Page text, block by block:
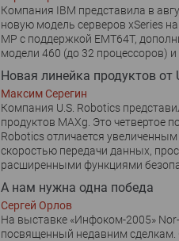
Компания IBM представила в
новую модель серверов xSeries
MP с поддержкой EMT64T,
модели 460 (до 32 процессоров)
Новая линейка продуктов от
Максим Серегин
Компания U.S. Robotics
продуктов MAXg. Это четвертое
Robotics отличается
скоростью передачи данных,
расширенными функциями
А нам нужна одна победа
Сергей Орлов
На выставке «Инфоком-2005»
посвященный недавним сделкам.